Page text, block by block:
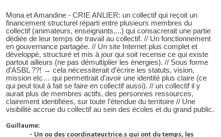
Mona et Amandine - CRIE ANLIER: un collectif qui reçoit un
financement structurel réparti entre plusieurs membres du
collectif (animateurs, enseignants,...) qui consacrerait une partie
dédiée de leur temps de travail au collectif. // Un fonctionnement
en gouvernance partagée. // Un site Internet plus complet et
développé, structuré et mis à jour qui soit recense ce qui existe
partout ailleurs (ne pas démultiplier les énergies). // Sous forme
d’ASBL ??! → cela nécessiterait d’écrire les statuts, vision,
mission etc… qui permettrait d’avoir une identité plus claire (ce
qui peut tout à fait se faire en collectif aussi). // un collectif il y
aurait plus de membres actifs, des personnes ressources,
clairement identifiées, sur toute l’étendue du territoire // Une
visibilité accrue du collectif au sein des écoles et du grand public.
Guillaume:
Un ou des coordinateur.trice.s qui ont du temps, les